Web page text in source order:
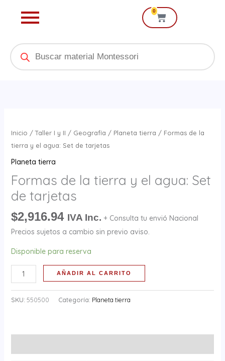
0
Cart
Products
search
Inicio /Taller I y II / Geografía / Planeta tierra / Formas de la
tierra y el agua: Set de tarjetas
Planeta tierra
Formas de la tierra y el agua: Set
de tarjetas
$2,916.94 IVA Inc. + Consulta tu envió Nacional
Precios sujetos a cambio sin previo aviso.
Disponible para reserva
de
la
el
agua:
de
tarjetas
AÑADIR AL CARRITO
SKU: 550500 Categoría: Planeta tierra